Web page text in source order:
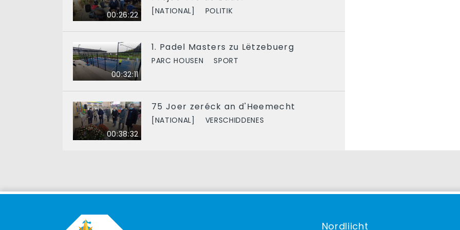
00:26:22 [NATIONAL] POLITIK
00:32:11
1. Padel Masters zu Lëtzebuerg
PARC HOUSEN SPORT
00:38:32
75 Joer zeréck an d'Heemecht
[NATIONAL] VERSCHIDDENES
Nordliicht